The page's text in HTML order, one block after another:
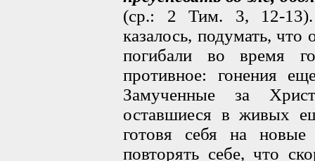
(ср.: 2 Тим. 3, 12-13).
казалось, подумать, что
погибали во время
противное: гонения
Замученные за
оставшиеся в живых
готовя себя на новые
повторять себе, что